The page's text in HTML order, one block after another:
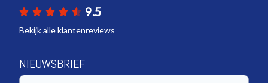
9.5
Bekijk alle klantenreviews
NIEUWSBRIEF